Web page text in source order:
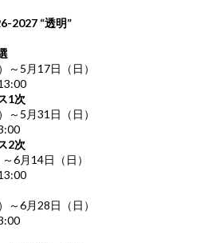
2027 “透明”
～5月17日（日）
1次
～5月31日（日）
2次
6月14日（日）
～6月28日（日）